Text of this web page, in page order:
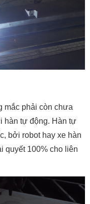
mắc phải còn chưa
hàn tự động. Hàn tự
bởi robot hay xe hàn
quyết 100% cho liên